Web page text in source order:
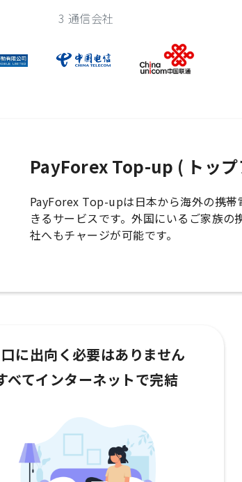
3 通信会社
PayForex Top-up ( トッ
PayForex Top-upは日本から海外の携
きるサービスです。外国にいるご家族
社へもチャージが可能です。
に出向く必要はありません
べてインターネットで完結